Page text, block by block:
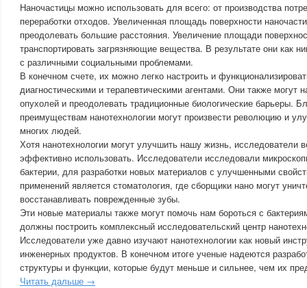
Наночастицы можно использовать для всего: от производства
переработки отходов. Увеличенная площадь поверхности
преодолевать большие расстояния. Увеличение площади
транспортировать загрязняющие вещества. В результате они как
с различными социальными проблемами.
В конечном счете, их можно легко настроить и
диагностическими и терапевтическими агентами. Они также могут
опухолей и преодолевать традиционные биологические барьеры.
преимуществам нанотехнологии могут произвести революцию и
многих людей.
Хотя нанотехнологии могут улучшить нашу жизнь, исследователи
эффективно использовать. Исследователи исследовали
бактерии, для разработки новых материалов с улучшенными
применений является стоматология, где сборщики нано могут
восстанавливать поврежденные зубы.
Эти новые материалы также могут помочь нам бороться с
должны построить комплексный исследовательский центр
Исследователи уже давно изучают нанотехнологии как новый
инженерных продуктов. В конечном итоге ученые надеются
структуры и функции, которые будут меньше и сильнее, чем их
Читать дальше →